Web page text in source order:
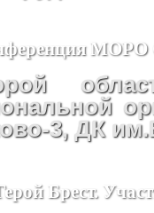
3, ДК
Брест.